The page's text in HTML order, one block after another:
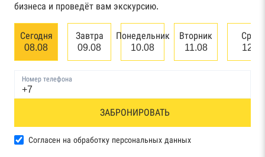
Единый федеральный реестр сведений о
банкротстве юридических лиц
Реестр товарных знаков и знаков обслуживания
База исполнительного производства
бизнеса и проведёт вам экскурсию.
Сегодня
08.08
Завтра
09.08
Понедельник
10.08
Вторник
11.08
12.08
Номер телефона
ЗАБРОНИРОВАТЬ
Согласен на обработку персональных данных